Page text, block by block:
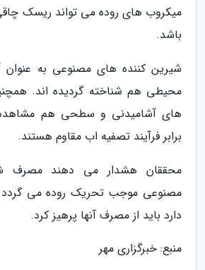
میکروب های روده می تواند ریسک
باشد.
شیرین کننده های مصنوعی به عنوان
محیطی هم شناخته گردیده اند.
های آشامیدنی و سطحی هم مشاهده
برابر فرآیند تصفیه اب مقاوم هستند.
محققان هشدار می دهند مصرف
مصنوعی موجب تحریک روده می گردد
دارد باید از مصرف آنها پرهیز کرد.
منبع: خبرگزاری مهر